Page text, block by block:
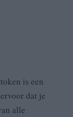
is een
dat je
alle